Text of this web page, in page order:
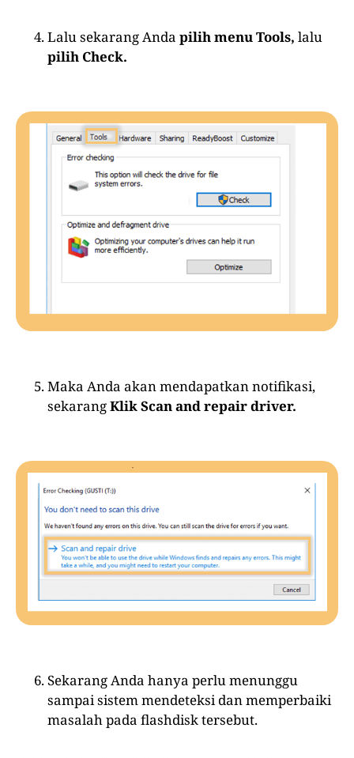
Lalu sekarang Anda pilih menu Tools, lalu
pilih Check.
Maka Anda akan mendapatkan notifikasi,
sekarangKlik Scan and repair driver.
Sekarang Anda hanya perlu menunggu
sampai sistem mendeteksi dan memperbaiki
masalah pada flashdisk tersebut.